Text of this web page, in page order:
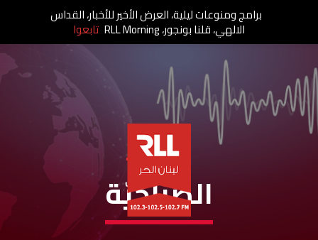
نشرات الأخبار
الصباحيّة
برامج ومنوعات ليلية، العرض الأخير للأخبار، القداس
الالهي، قلنا بونجور، RLL Morning تابعوا